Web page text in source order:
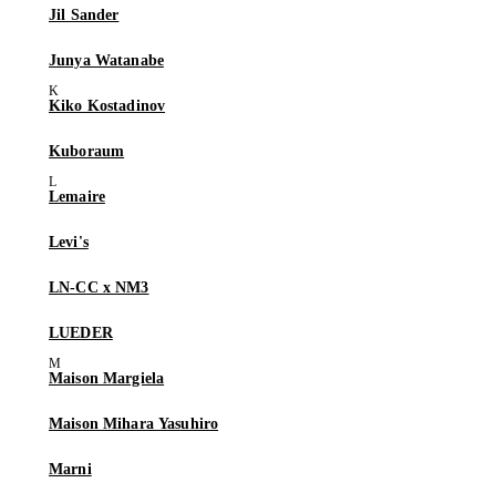
Jil Sander
Junya Watanabe
Kiko Kostadinov
Kuboraum
Lemaire
Levi's
LN-CC x NM3
LUEDER
Maison Margiela
Maison Mihara Yasuhiro
Marni